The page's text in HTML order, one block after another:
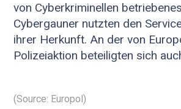
von Cyberkriminellen
Cybergauner nutzten den
ihrer Herkunft. An der von
Polizeiaktion beteiligten sich
(Source: Europol)